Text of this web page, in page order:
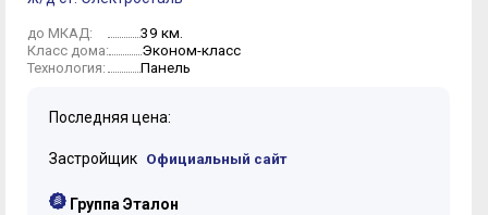
до МКАД: 39 км.
Класс дома: Эконом-класс
Технология: Панель
Последняя цена:
Застройщик Официальный сайт
Группа Эталон